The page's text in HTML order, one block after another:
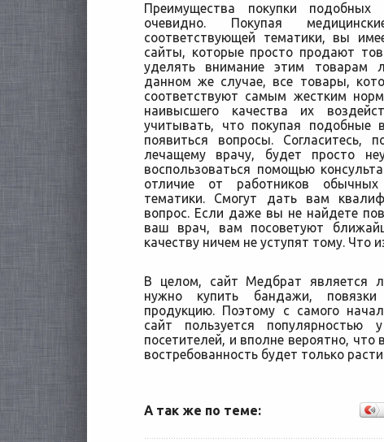
Преимущества покупки
очевидно. Покупая
соответствующей тематики, вы
сайты, которые просто продают
уделять внимание этим товарам
данном же случае, все товары,
соответствуют самым жестким
наивысшего качества их
учитывать, что покупая подобные
появиться вопросы. Согласитесь,
лечащему врачу, будет просто
воспользоваться помощью
отличие от работников обычных
тематики. Смогут дать вам
вопрос. Если даже вы не найдете
ваш врач, вам посоветуют
качеству ничем не уступят тому. Что
В целом, сайт Медбрат является
нужно купить бандажи,
продукцию. Поэтому с самого
сайт пользуется популярностью
посетителей, и вполне вероятно,
востребованность будет только
А так же по теме: